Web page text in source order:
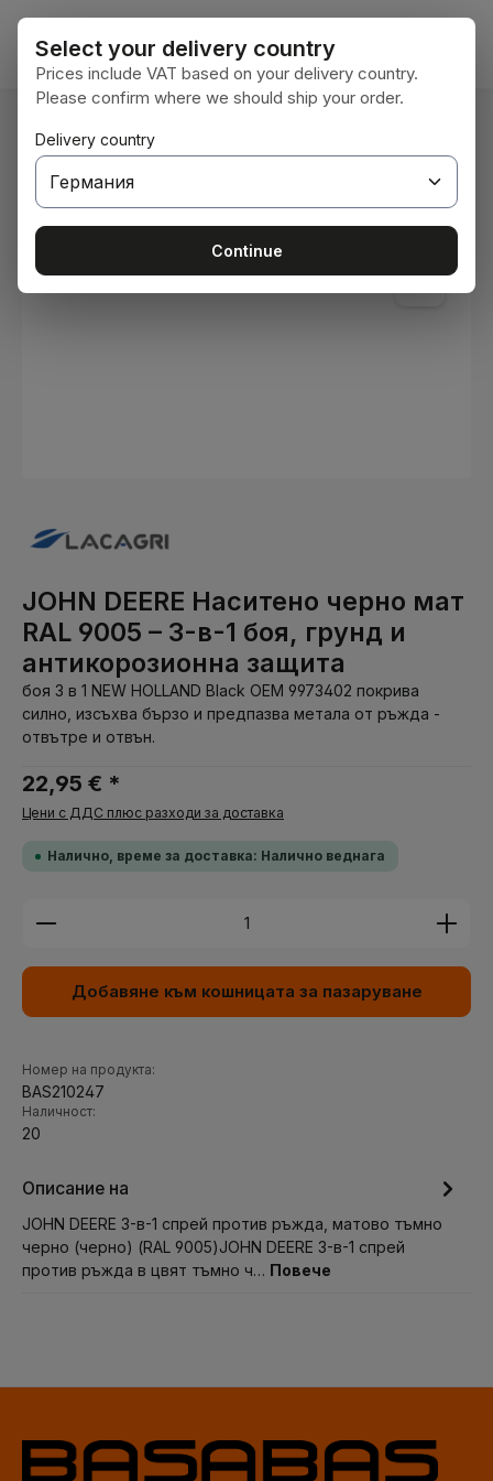
Преминете към основното съдържание
Вие сте тук: Начална страница
Бои и лакове
Пропуснете галерия с изображения
JOHN DEERE Наситено черно мат
RAL 9005 – 3-в-1 боя, грунд и
антикорозионна защита
боя 3 в 1 NEW HOLLAND Black OEM 9973402 покрива
силно, изсъхва бързо и предпазва метала от ръжда -
отвътре и отвън.
22,95 € *
Цени с ДДС плюс разходи за доставка
Налично, време за доставка: Налично веднага
Количество на продукта: Въведете желаната
Добавяне към кошницата за пазаруване
Номер на продукта:
BAS210247
Наличност:
20
Описание на
JOHN DEERE 3-в-1 спрей против ръжда, матово тъмно
черно (черно) (RAL 9005)JOHN DEERE 3-в-1 спрей
против ръжда в цвят тъмно ч… Повече
Select your delivery country
Prices include VAT based on your delivery country.
Please confirm where we should ship your order.
Delivery country
Continue